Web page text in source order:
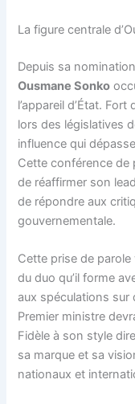
La figure centrale
Depuis sa
Ousmane Sonko
l’appareil d’État.
lors des législatives
influence qui
Cette conférence de
de réaffirmer son
de répondre aux
gouvernementale.
Cette prise de
du duo qu’il forme
aux spéculations sur
Premier ministre
Fidèle à son style
sa marque et sa
nationaux et